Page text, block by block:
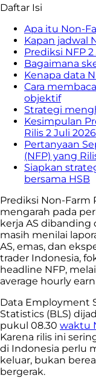
Daftar Isi
Apa itu Non-
Kapan jadwal
Prediksi NFP
Bagaimana
Kenapa data
Cara
objektif
Strategi
Kesimpulan
Rilis 2 Juli 2026
Pertanyaan
(NFP) yang
Siapkan
bersama HSB
Prediksi Non-Farm
mengarah pada
kerja AS dibanding
masih menilai
AS, emas, dan
trader Indonesia,
headline NFP,
average hourly
Data Employment
Statistics (BLS)
pukul 08.30 waktu
Karena rilis ini
di Indonesia perlu
keluar, bukan
bergerak.